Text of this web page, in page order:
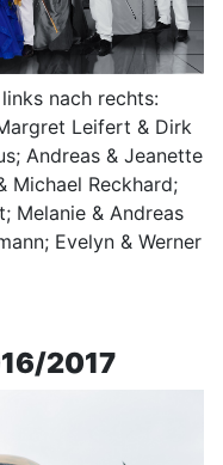
nach rechts:
Leifert & Dirk
Andreas & Jeanette
Michael Reckhard;
Melanie & Andreas
Evelyn & Werner
2017